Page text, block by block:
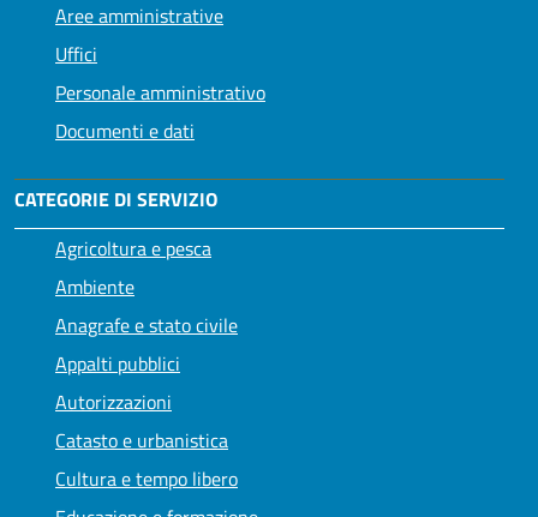
Aree amministrative
Uffici
Personale amministrativo
Documenti e dati
CATEGORIE DI SERVIZIO
Agricoltura e pesca
Ambiente
Anagrafe e stato civile
Appalti pubblici
Autorizzazioni
Catasto e urbanistica
Cultura e tempo libero